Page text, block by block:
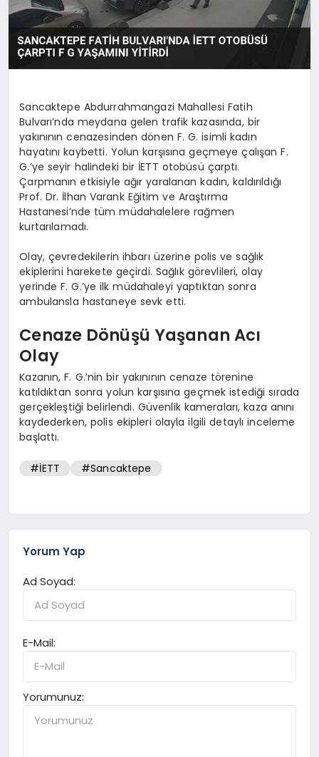
Sancaktepe Abdurrahmangazi Mahallesi Fatih
Bulvarı’nda meydana gelen trafik kazasında, bir
yakınının cenazesinden dönen F. G. isimli kadın
hayatını kaybetti. Yolun karşısına geçmeye çalışan F.
G.’ye seyir halindeki bir İETT otobüsü çarptı.
Çarpmanın etkisiyle ağır yaralanan kadın, kaldırıldığı
Prof. Dr. İlhan Varank Eğitim ve Araştırma
Hastanesi’nde tüm müdahalelere rağmen
kurtarılamadı.
Olay, çevredekilerin ihbarı üzerine polis ve sağlık
ekiplerini harekete geçirdi. Sağlık görevlileri, olay
yerinde F. G.’ye ilk müdahaleyi yaptıktan sonra
ambulansla hastaneye sevk etti.
Cenaze Dönüşü Yaşanan Acı
Olay
Kazanın, F. G.’nin bir yakınının cenaze törenine
katıldıktan sonra yolun karşısına geçmek istediği sırada
gerçekleştiği belirlendi. Güvenlik kameraları, kaza anını
kaydederken, polis ekipleri olayla ilgili detaylı inceleme
başlattı.
#İETT #Sancaktepe
Yorum Yap
Ad Soyad:
E-Mail:
Yorumunuz: